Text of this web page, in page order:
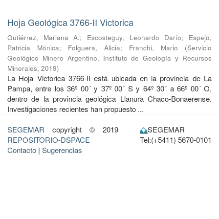
Hoja Geológica 3766-II Victorica
Gutiérrez, Mariana A.; Escosteguy, Leonardo Darío; Espejo,
Patricia Mónica; Folguera, Alicia; Franchi, Mario (Servicio
Geológico Minero Argentino. Instituto de Geología y Recursos
Minerales, 2019)
La Hoja Victorica 3766-II está ubicada en la provincia de La
Pampa, entre los 36º 00´ y 37º 00´ S y 64º 30´ a 66º 00´ O,
dentro de la provincia geológica Llanura Chaco-Bonaerense.
Investigaciones recientes han propuesto ...
SEGEMAR copyright © 2019
REPOSITORIO-DSPACE
Contacto | Sugerencias
SEGEMAR
Tel:(+5411) 5670-0101